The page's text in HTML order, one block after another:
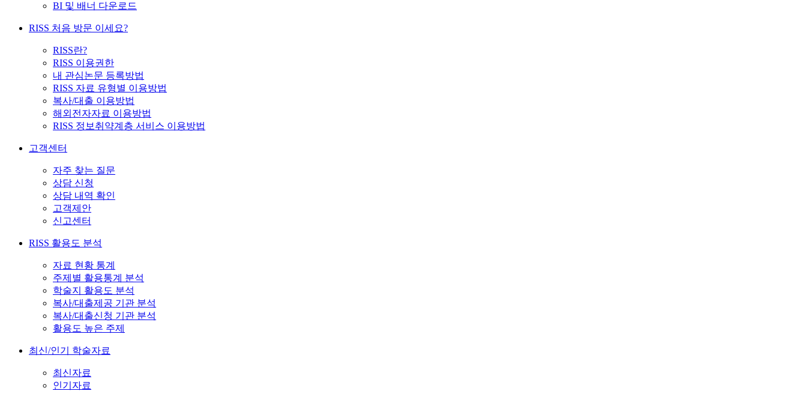
BI 및 배너 다운로드
RISS 처음 방문 이세요?
RISS란?
RISS 이용권한
내 관심논문 등록방법
RISS 자료 유형별 이용방법
복사/대출 이용방법
해외전자자료 이용방법
RISS 정보취약계층 서비스 이용방법
고객센터
자주 찾는 질문
상담 신청
상담 내역 확인
고객제안
신고센터
RISS 활용도 분석
자료 현황 통계
주제별 활용통계 분석
학술지 활용도 분석
복사/대출제공 기관 분석
복사/대출신청 기관 분석
활용도 높은 주제
최신/인기 학술자료
최신자료
인기자료